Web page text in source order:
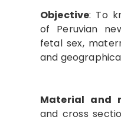
Objective: To
of Peruvian
fetal sex,
and
Material and
and cross